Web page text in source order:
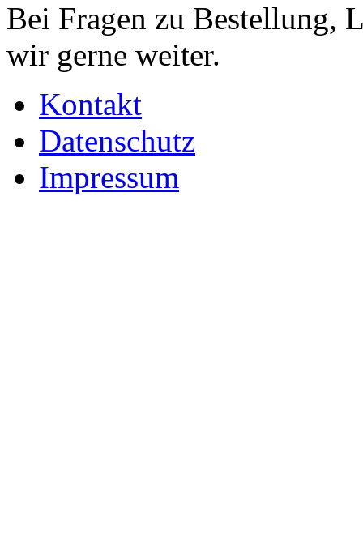
Bei Fragen zu Bestellung,
wir gerne weiter.
Kontakt
Datenschutz
Impressum